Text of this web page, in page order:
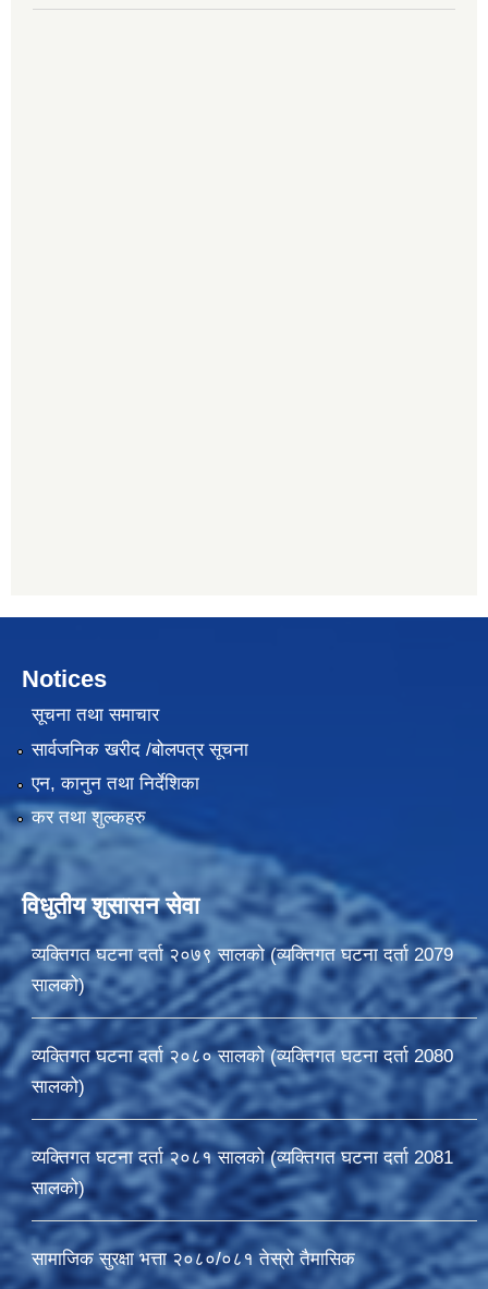
Notices
सूचना तथा समाचार
सार्वजनिक खरीद /बोलपत्र सूचना
एन, कानुन तथा निर्देशिका
कर तथा शुल्कहरु
विधुतीय शुसासन सेवा
व्यक्तिगत घटना दर्ता २०७९ सालको (व्यक्तिगत घटना दर्ता 2079
सालको)
व्यक्तिगत घटना दर्ता २०८० सालको (व्यक्तिगत घटना दर्ता 2080
सालको)
व्यक्तिगत घटना दर्ता २०८१ सालको (व्यक्तिगत घटना दर्ता 2081
सालको)
सामाजिक सुरक्षा भत्ता २०८०/०८१ तेस्रो तैमासिक